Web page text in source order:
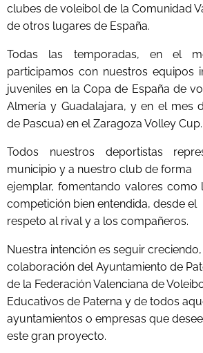
clubes de voleibol de la Comunidad
de otros lugares de España.
Todas las temporadas, en el
participamos con nuestros equipos
juveniles en la Copa de España de
Almería y Guadalajara, y en el mes
de Pascua) en el Zaragoza Volley Cup.
Todos nuestros deportistas
municipio y a nuestro club de forma
ejemplar, fomentando valores como
competición bien entendida, desde el
respeto al rival y a los compañeros.
Nuestra intención es seguir
colaboración del Ayuntamiento de
de la Federación Valenciana de
Educativos de Paterna y de todos
ayuntamientos o empresas que
este gran proyecto.